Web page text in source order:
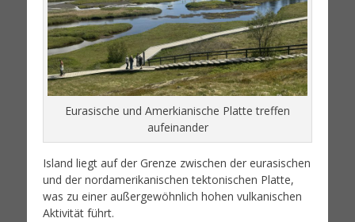
Eurasische und Amerkianische Platte treffen
aufeinander
Island liegt auf der Grenze zwischen der eurasischen
und der nordamerikanischen tektonischen Platte,
was zu einer außergewöhnlich hohen vulkanischen
Aktivität führt.